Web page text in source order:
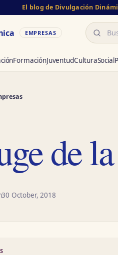
El blog de Divulgación
EMPRESAS Buscar
FormaciónJuventudCulturaSocial
de
30 October, 2018